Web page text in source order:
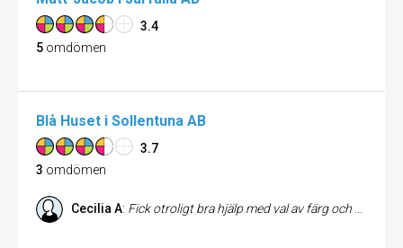
3.4
5 omdömen
Blå Huset i Sollentuna AB
3.7
3 omdömen
Cecilia A: Fick otroligt bra hjälp med val av färg och kulör.